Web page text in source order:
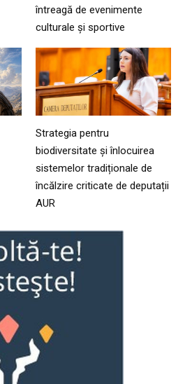
întreagă de evenimente
culturale și sportive
Strategia pentru
biodiversitate și înlocuirea
sistemelor tradiționale de
încălzire criticate de deputații
AUR